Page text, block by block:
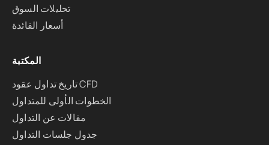
تحليلات السوق
أسعار الفائدة
المكتبة
تاريخ تداول عقود CFD
الخطوات الأولى للمتداول
مقالات عن التداول
جدول جلسات التداول